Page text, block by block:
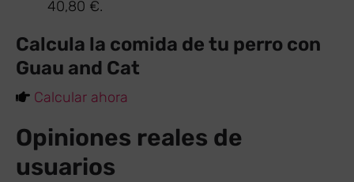
40,80 €.
Calcula la comida de tu perro con
Guau and Cat
Calcular ahora
Opiniones reales de
usuarios